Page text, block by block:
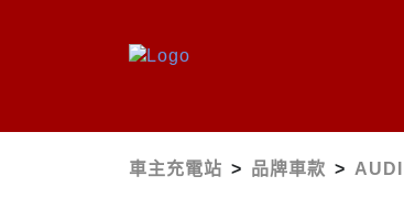
車主充電站 > 品牌車款 > AUDI